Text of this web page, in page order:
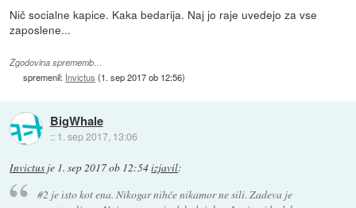
Nič socialne kapice. Kaka bedarija. Naj jo raje uvedejo za vse
zaposlene...
Zgodovina sprememb…
spremenil: Invictus (1. sep 2017 ob 12:56)
BigWhale
:: 1. sep 2017, 13:06
Invictus je 1. sep 2017 ob 12:54izjavil:
#2 je isto kot ena. Nikogar nihče nikamor ne sili. Zadeva je